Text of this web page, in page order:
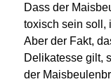
Dass der
toxisch sein soll,
Aber der Fakt,
Delikatesse gilt,
der